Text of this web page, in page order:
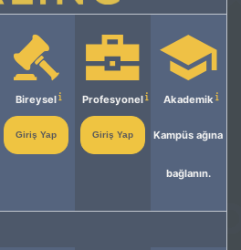
Bireysel
Giriş Yap
Profesyonel
Giriş Yap
Akademik
Kampüs ağına
bağlanın.